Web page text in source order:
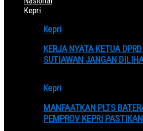
Kepri
Kepri
KERJA NYATA KETUA
SUTIAWAN JANGAN
Kepri
MANFAATKAN PLTS
PEMPROV KEPRI